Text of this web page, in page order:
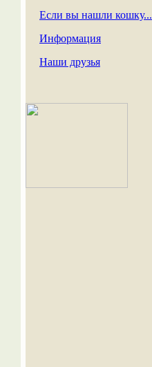
Если вы нашли кошку...
Информация
Наши друзья